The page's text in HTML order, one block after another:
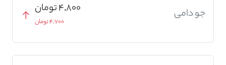
جو دامی 4,800 تومان
4,700 تومان